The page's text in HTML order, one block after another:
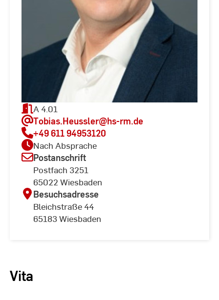
A 4.01
Tobias.Heussler@hs-rm.de
+49 611 94953120
Nach Absprache
Postanschrift
Postfach 3251
65022 Wiesbaden
Besuchsadresse
Bleichstraße 44
65183 Wiesbaden
Vita